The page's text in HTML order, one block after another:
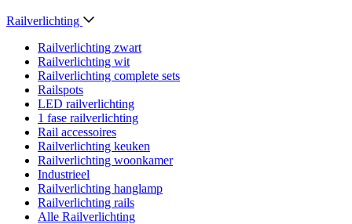
Railverlichting
Railverlichting zwart
Railverlichting wit
Railverlichting complete sets
Railspots
LED railverlichting
1 fase railverlichting
Rail accessoires
Railverlichting keuken
Railverlichting woonkamer
Industrieel
Railverlichting hanglamp
Railverlichting rails
Alle Railverlichting